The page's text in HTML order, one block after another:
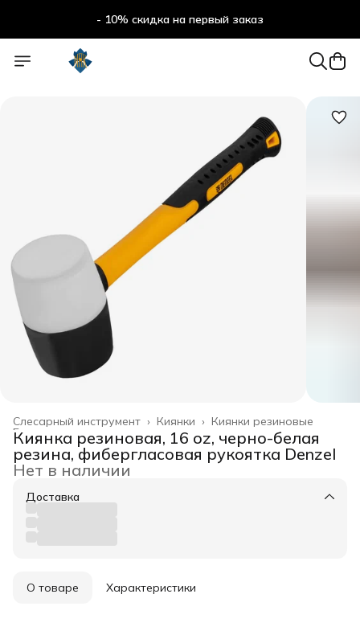
- 10% скидка на первый заказ
Киянки резиновые
Киянки ›
Слесарный инструмент ›
Главная ›
Киянка резиновая, 16 oz, черно-белая
резина, фибергласовая рукоятка Denzel
Нет в наличии
Доставка
О товаре Характеристики